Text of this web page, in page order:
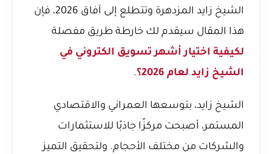
الشيخ زايد المزدهرة وتتطلع إلى آفاق 2026، فإن
هذا المقال سيقدم لك خارطة طريق مفصلة
لكيفية اختيار أشهر تسويق الكتروني في
الشيخ زايد لعام 2026؟
.
الشيخ زايد، بتوسعها العمراني والاقتصادي
المستمر، أصبحت مركزًا جاذبًا للاستثمارات
والشركات من مختلف الأحجام. ولتحقيق التميز